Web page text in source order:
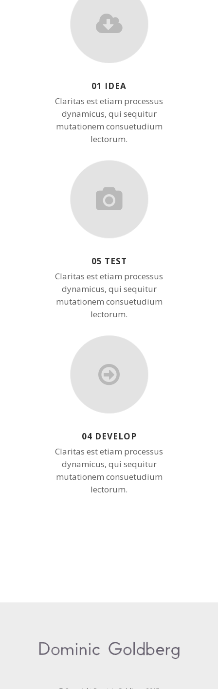
01 IDEA
Claritas est etiam processus
dynamicus, qui sequitur
mutationem consuetudium
lectorum.
05 TEST
Claritas est etiam processus
dynamicus, qui sequitur
mutationem consuetudium
lectorum.
04 DEVELOP
Claritas est etiam processus
dynamicus, qui sequitur
mutationem consuetudium
lectorum.